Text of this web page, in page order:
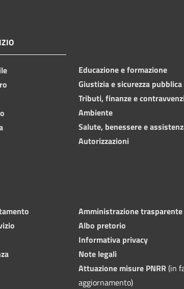
Educazione e formazione
Giustizia e sicurezza pubblica
Tributi, finanze e
Ambiente
Salute, benessere e
Autorizzazioni
Amministrazione trasparente
Albo pretorio
Informativa privacy
Note legali
Attuazione misure PNRR(in
aggiornamento)